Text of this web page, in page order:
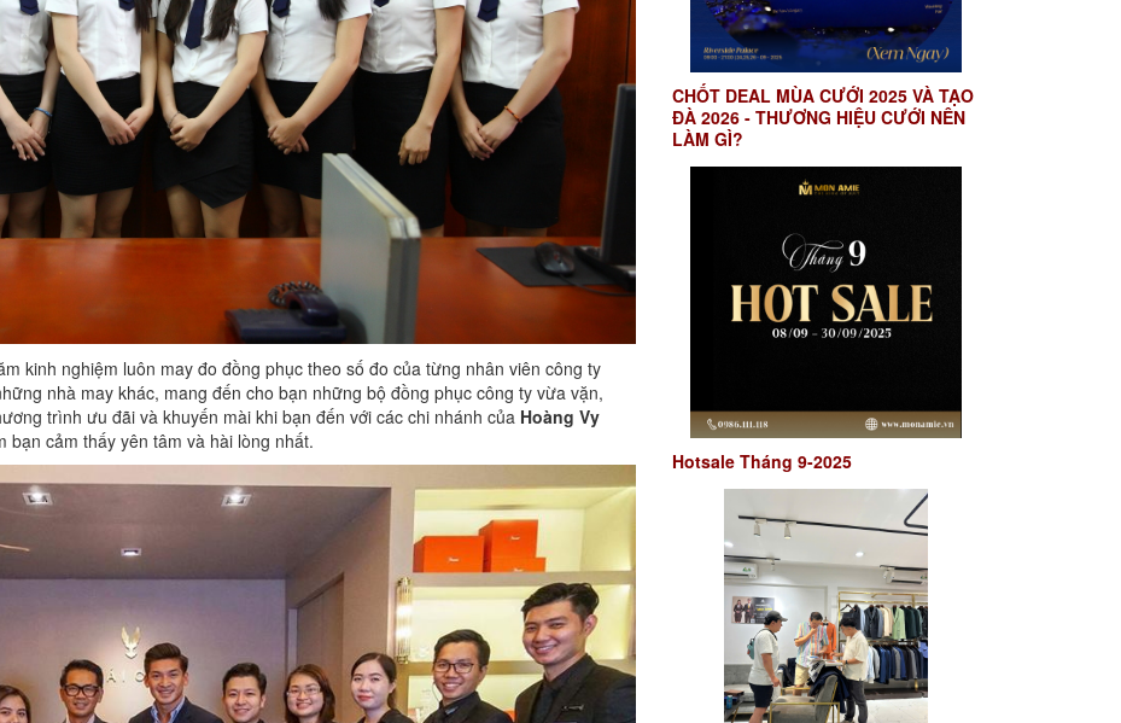
kinh nghiệm luôn may đo đồng phục theo số đo của từng nhân viên công ty
nhà may khác, mang đến cho bạn những bộ đồng phục công ty vừa vặn,
trình ưu đãi và khuyến mài khi bạn đến với các chi nhánh của Hoàng Vy
bạn cảm thấy yên tâm và hài lòng nhất.
CHỐT DEAL MÙA CƯỚI 2025 VÀ TẠO
ĐÀ 2026 - THƯƠNG HIỆU CƯỚI NÊN
LÀM GÌ?
Hotsale Tháng 9-2025